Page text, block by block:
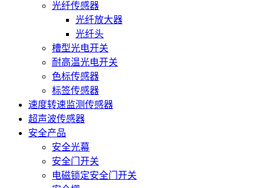
光纤传感器
光纤放大器
光纤头
槽型光电开关
耐高温光电开关
色标传感器
标签传感器
速度转速监测传感器
超声波传感器
安全产品
安全光幕
安全门开关
电磁锁定安全门开关